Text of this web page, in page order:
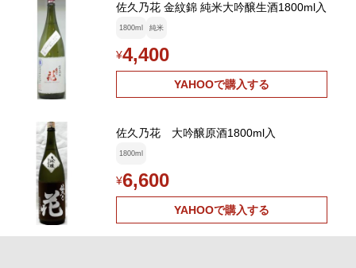
佐久乃花 金紋錦 純米大吟醸生酒1800ml入
1800ml 純米
¥4,400
YAHOOで購入する
佐久乃花 大吟醸原酒1800ml入
1800ml
¥6,600
YAHOOで購入する